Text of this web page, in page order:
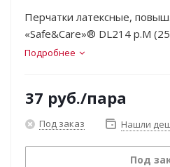
Перчатки латексные,
«Safe&Care»® DL214 р.M
Подробнее
37 руб./пара
Под заказ Нашли
Под